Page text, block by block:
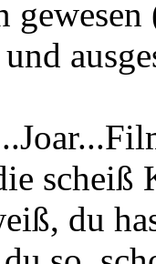
scheiß
du